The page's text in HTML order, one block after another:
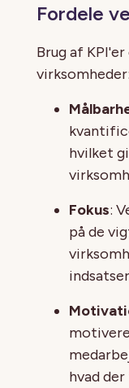
Fordele
Brug af
virksomheder:
hvilket
Fokus:
på de
hvad